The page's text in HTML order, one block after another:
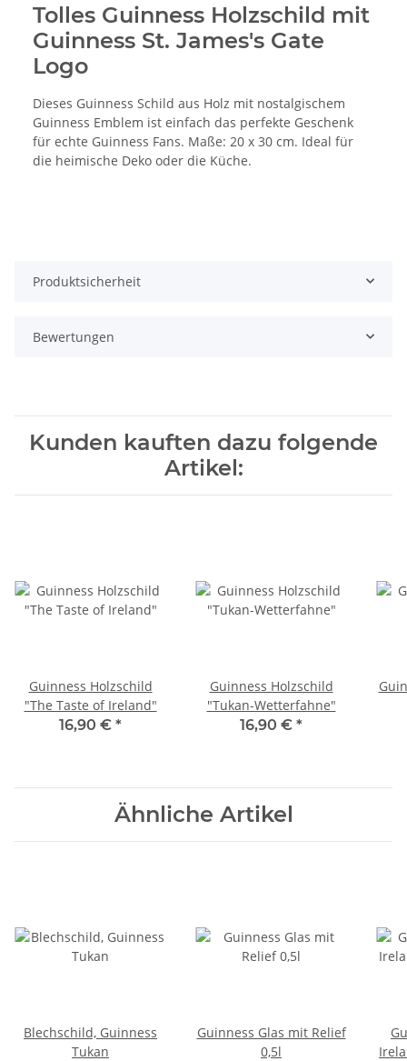
Tolles Guinness Holzschild mit
Guinness St. James's Gate
Logo
Dieses Guinness Schild aus Holz mit nostalgischem
Guinness Emblem ist einfach das perfekte Geschenk
für echte Guinness Fans. Maße: 20 x 30 cm. Ideal für
die heimische Deko oder die Küche.
Produktsicherheit
Bewertungen
Kunden kauften dazu folgende
Artikel:
Guinness Holzschild
"The Taste of Ireland"
16,90 € *
Guinness Holzschild
"Tukan-Wetterfahne"
16,90 € *
Ähnliche Artikel
Blechschild, Guinness
Tukan
Guinness Glas mit Relief
0,5l